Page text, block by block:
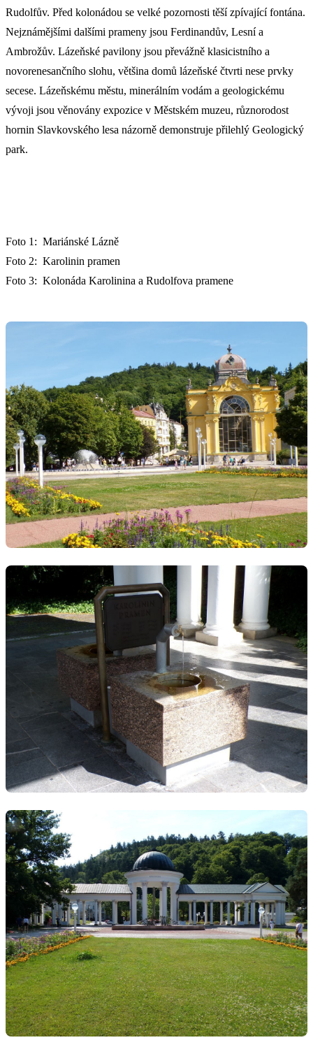
Rudolfův. Před kolonádou se velké pozornosti těší zpívající fontána.
Nejznámějšími dalšími prameny jsou Ferdinandův, Lesní a
Ambrožův. Lázeňské pavilony jsou převážně klasicistního a
novorenesančního slohu, většina domů lázeňské čtvrti nese prvky
secese. Lázeňskému městu, minerálním vodám a geologickému
vývoji jsou věnovány expozice v Městském muzeu, různorodost
hornin Slavkovského lesa názorně demonstruje přilehlý Geologický
park.
Foto 1: Mariánské Lázně
Foto 2: Karolinin pramen
Foto 3: Kolonáda Karolinina a Rudolfova pramene